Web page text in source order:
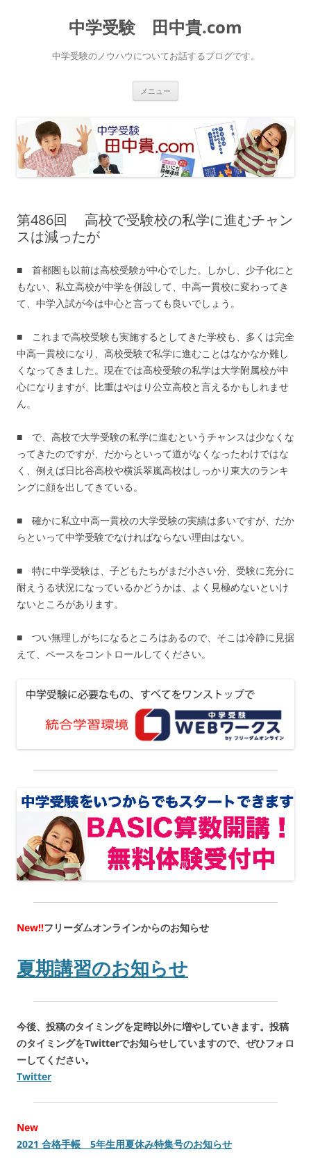
中学受験 田中貴.com
中学受験のノウハウについてお話するブログです。
メニュー
ス
キ
ッ
プ
第486回 高校で受験校の私学に進むチャン
スは減ったが
■ 首都圏も以前は高校受験が中心でした。しかし、少子化にと
もない、私立高校が中学を併設して、中高一貫校に変わってき
て、中学入試が今は中心と言っても良いでしょう。
■ これまで高校受験も実施するとしてきた学校も、多くは完全
中高一貫校になり、高校受験で私学に進むことはなかなか難し
くなってきました。現在では高校受験の私学は大学附属校が中
心になりますが、比重はやはり公立高校と言えるかもしれませ
ん。
■ で、高校で大学受験の私学に進むというチャンスは少なくな
ってきたのですが、だからといって道がなくなったわけではな
く、例えば日比谷高校や横浜翠嵐高校はしっかり東大のランキ
ングに顔を出してきている。
■ 確かに私立中高一貫校の大学受験の実績は多いですが、だか
らといって中学受験でなければならない理由はない。
■ 特に中学受験は、子どもたちがまだ小さい分、受験に充分に
耐えうる状況になっているかどうかは、よく見極めないといけ
ないところがあります。
■ つい無理しがちになるところはあるので、そこは冷静に見据
えて、ペースをコントロールしてください。
New!!フリーダムオンラインからのお知らせ
夏期講習のお知らせ
今後、投稿のタイミングを定時以外に増やしていきます。投稿
のタイミングをTwitterでお知らせしていますので、ぜひフォロ
ーしてください。
Twitter
New
2021 合格手帳 5年生用夏休み特集号のお知らせ